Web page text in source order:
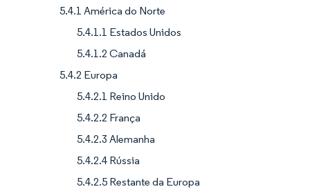
5.4.1 América do Norte
5.4.1.1 Estados Unidos
5.4.1.2 Canadá
5.4.2 Europa
5.4.2.1 Reino Unido
5.4.2.2 França
5.4.2.3 Alemanha
5.4.2.4 Rússia
5.4.2.5 Restante da Europa